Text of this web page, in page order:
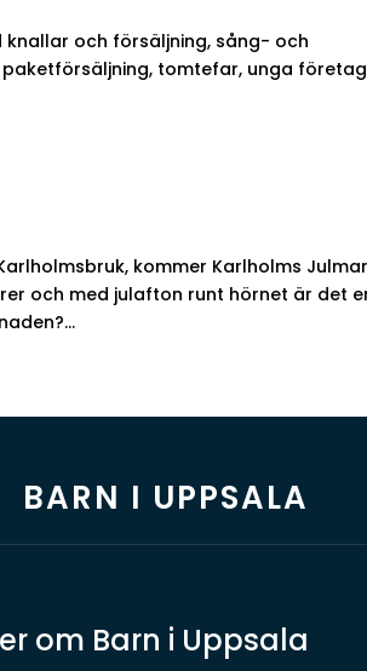
och försäljning, sång- och
tomtefar, unga
kommer Karlholms
och med julafton runt hörnet är det
BARN I UPPSALA
om Barn i Uppsala